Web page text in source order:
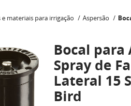
materiais para irrigação Aspersão
Bocal para
Spray de
Lateral 15
Bird